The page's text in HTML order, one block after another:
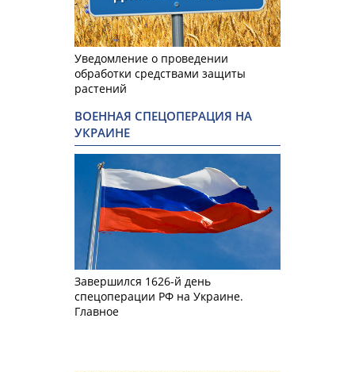
Уведомление о проведении
обработки средствами защиты
растений
ВОЕННАЯ СПЕЦОПЕРАЦИЯ НА
УКРАИНЕ
Завершился 1626-й день
спецоперации РФ на Украине.
Главное